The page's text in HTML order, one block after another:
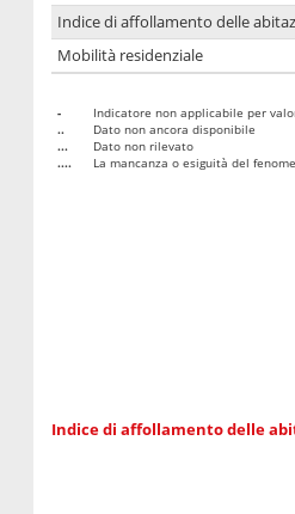
Indice di affollamento delle
Mobilità residenziale
-
Indicatore non applicabile per
..
Dato non ancora disponibile
...
Dato non rilevato
....
La mancanza o esiguità del
Indice di affollamento delle